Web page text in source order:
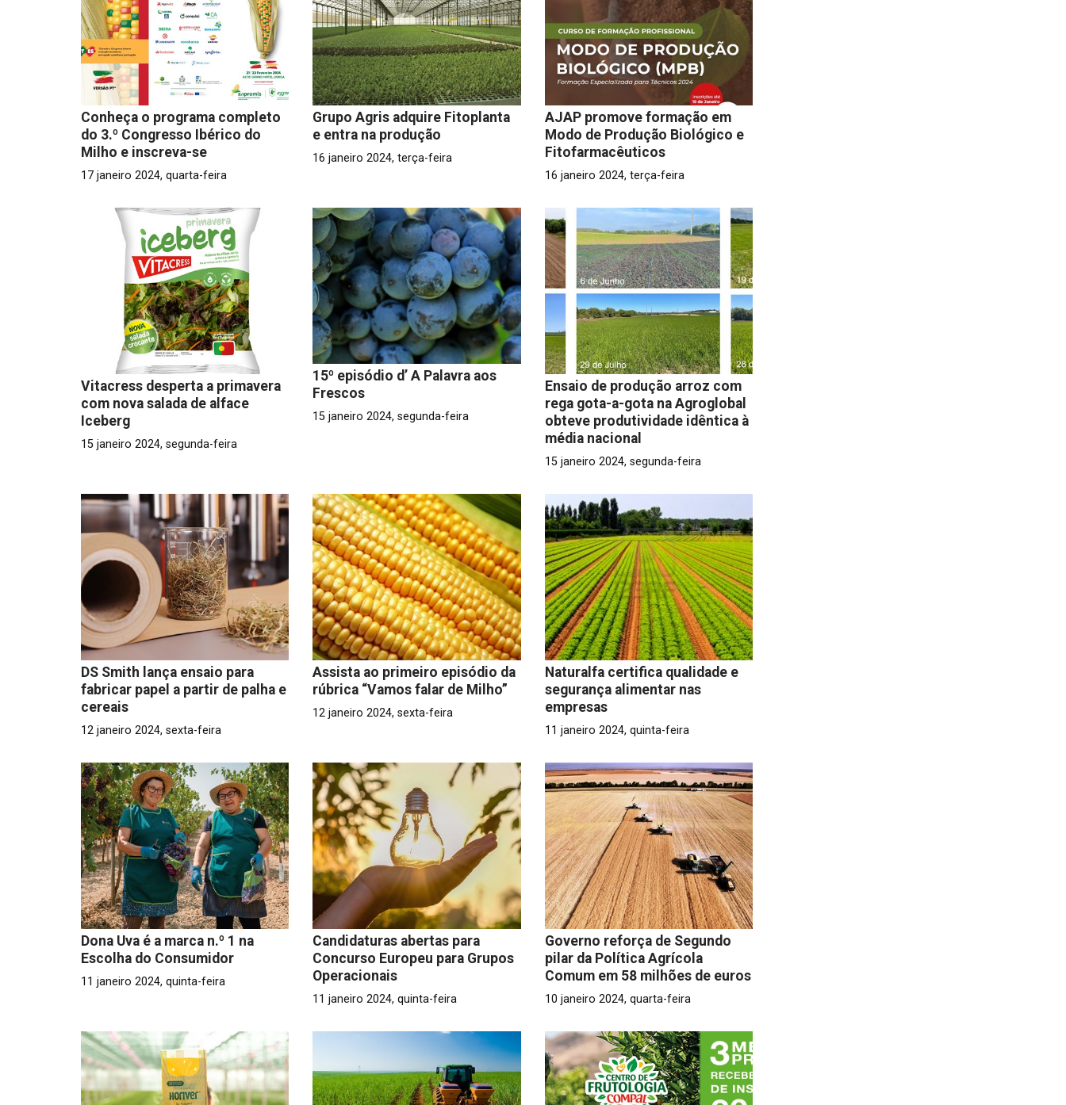
Conheça o programa completo
do 3.º Congresso Ibérico do
Milho e inscreva-se
17 janeiro 2024, quarta-feira
Grupo Agris adquire Fitoplanta
e entra na produção
16 janeiro 2024, terça-feira
AJAP promove formação em
Modo de Produção Biológico e
Fitofarmacêuticos
16 janeiro 2024, terça-feira
Vitacress desperta a primavera
com nova salada de alface
Iceberg
15 janeiro 2024, segunda-feira
15º episódio d’ A Palavra aos
Frescos
15 janeiro 2024, segunda-feira
Ensaio de produção arroz com
rega gota-a-gota na Agroglobal
obteve produtividade idêntica à
média nacional
15 janeiro 2024, segunda-feira
DS Smith lança ensaio para
fabricar papel a partir de palha e
cereais
12 janeiro 2024, sexta-feira
Assista ao primeiro episódio da
rúbrica “Vamos falar de Milho”
12 janeiro 2024, sexta-feira
Naturalfa certifica qualidade e
segurança alimentar nas
empresas
11 janeiro 2024, quinta-feira
Dona Uva é a marca n.º 1 na
Escolha do Consumidor
11 janeiro 2024, quinta-feira
Candidaturas abertas para
Concurso Europeu para Grupos
Operacionais
11 janeiro 2024, quinta-feira
Governo reforça de Segundo
pilar da Política Agrícola
Comum em 58 milhões de euros
10 janeiro 2024, quarta-feira